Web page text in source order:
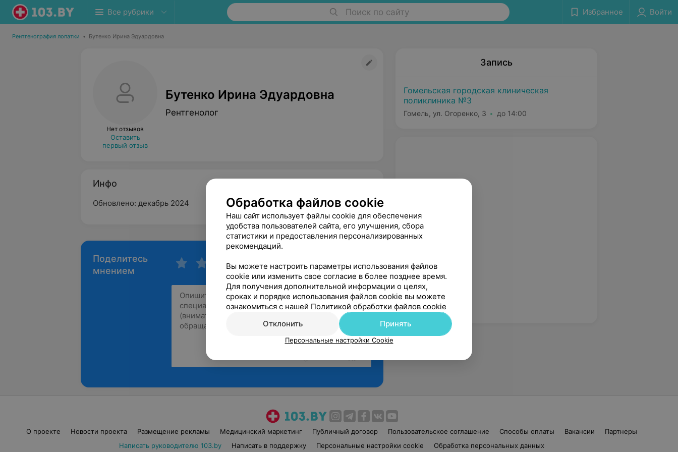
Все рубрики Поиск по сайту Избранное Войти
Рентгенография лопатки • Бутенко Ирина Эдуардовна
Нет отзывов
Оставить
первый отзыв
Бутенко Ирина Эдуардовна
Рентгенолог
Инфо
Обновлено: декабрь 2024
Поделитесь
мнением
Запись
Гомельская городская клиническая
поликлиника №3
Гомель, ул. Огоренко, 3 до 14:00
О проекте Новости проекта Размещение рекламы Медицинский маркетинг Публичный договор Пользовательское соглашение Способы оплаты Вакансии
Партнеры
Написать руководителю 103.by
Написать в поддержку Персональные настройки cookie Обработка персональных данных
Обработка файлов cookie
Наш сайт использует файлы cookie для обеспечения
удобства пользователей сайта, его улучшения, сбора
статистики и предоставления персонализированных
рекомендаций.
Вы можете настроить параметры использования файлов
cookie или изменить свое согласие в более позднее время.
Для получения дополнительной информации о целях,
сроках и порядке использования файлов cookie вы можете
ознакомиться с нашей Политикой обработки файлов cookie
Отклонить
Принять
Персональные настройки Cookie